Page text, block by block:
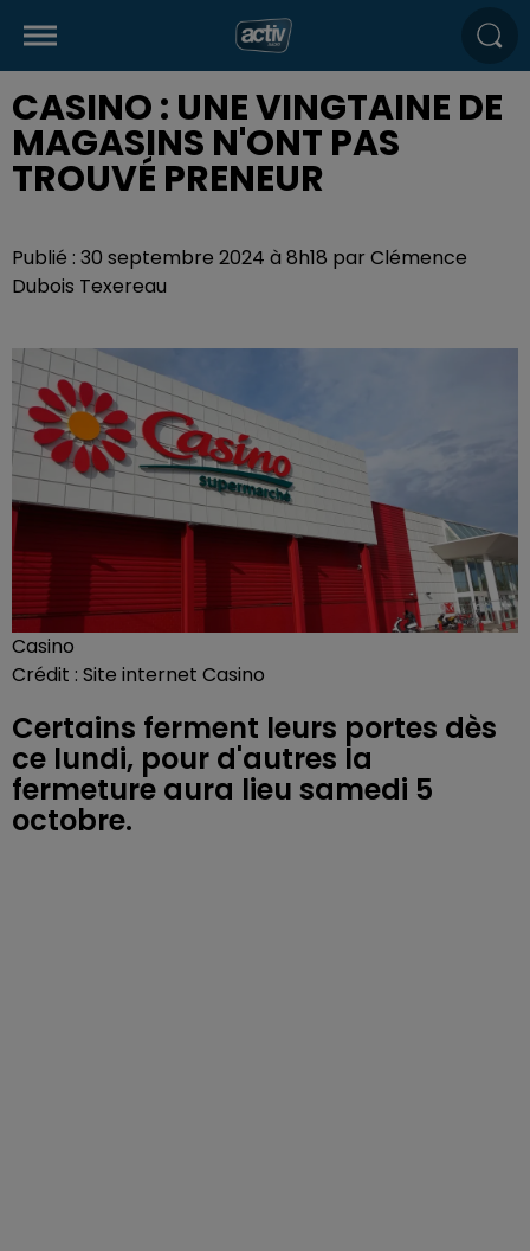
CASINO : UNE VINGTAINE DE
MAGASINS N'ONT PAS
TROUVÉ PRENEUR
Publié : 30 septembre 2024 à 8h18 par Clémence
Dubois Texereau
Casino
Crédit : Site internet Casino
Certains ferment leurs portes dès
ce lundi, pour d'autres la
fermeture aura lieu samedi 5
octobre.